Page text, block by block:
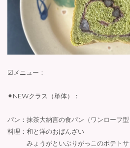
☑︎メニュー：
⚫︎NEWクラス（単体）：
パン：抹茶大納言の食パン（ワンローフ型
料理：和と洋のおばんざい
みょうがといぶりがっこのポテトサ